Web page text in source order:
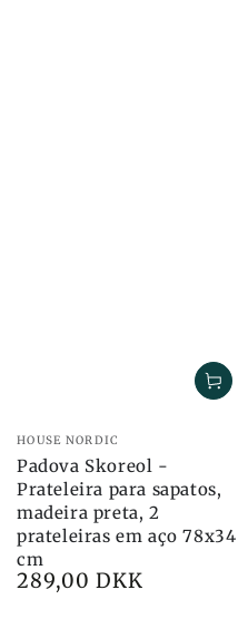
Marca:
HOUSE NORDIC
Padova Skoreol -
Prateleira para sapatos,
madeira preta, 2
prateleiras em aço 78x34
cm
Preço
289,00 DKK